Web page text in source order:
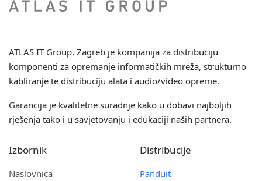
ATLAS IT Group, Zagreb je kompanija za distribuciju
komponenti za opremanje informatičkih mreža, strukturno
kabliranje te distribuciju alata i audio/video opreme.
Garancija je kvalitetne suradnje kako u dobavi najboljih
rješenja tako i u savjetovanju i edukaciji naših partnera.
Izbornik
Naslovnica
Distribucije
Panduit